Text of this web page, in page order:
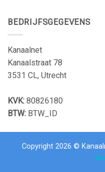
BEDRIJFSGEGEVENS
Kanaalnet
Kanaalstraat 78
3531 CL, Utrecht
KVK: 80826180
BTW: BTW_ID
Copyright 2026 ©